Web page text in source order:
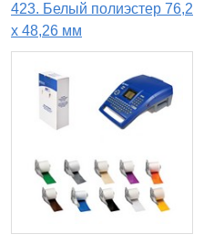
423. Белый полиэстер 76,2
х 48,26 мм